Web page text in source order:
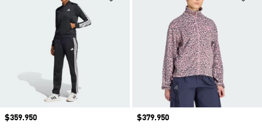
Precio
$359.950
Precio
$379.950